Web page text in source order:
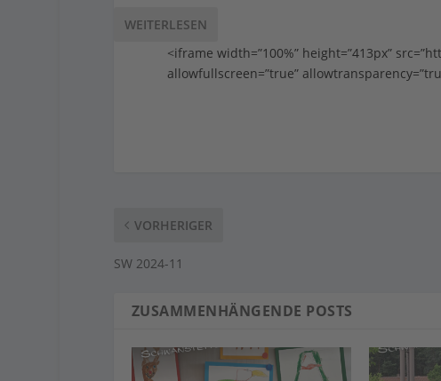
WEITERLESEN
<iframe width=”100%” height=”413px”
allowfullscreen=”true”
VORHERIGER
SW 2024-11
ZUSAMMENHÄNGENDE POSTS